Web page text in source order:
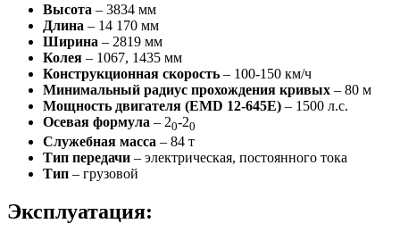
Высота – 3834 мм
Длина – 14 170 мм
Ширина – 2819 мм
Колея – 1067, 1435 мм
Конструкционная скорость – 100-150 км/ч
Минимальный радиус прохождения кривых – 80 м
Мощность двигателя (EMD 12-645E) – 1500 л.с.
Осевая формула – 20-20
Служебная масса – 84 т
Тип передачи – электрическая, постоянного тока
Тип – грузовой
Эксплуатация: